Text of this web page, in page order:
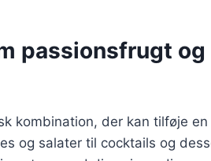
passionsfrugt og
kombination, der kan tilføje
og salater til cocktails og